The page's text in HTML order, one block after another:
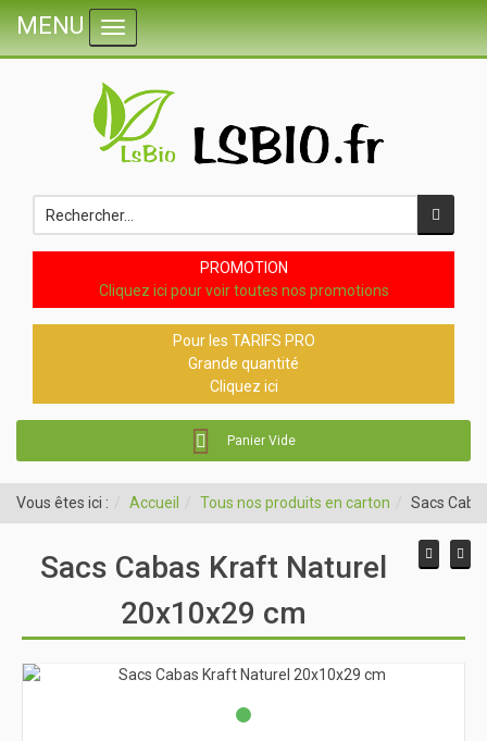
PROMOTION
Cliquez ici pour voir toutes nos promotions
Pour les TARIFS PRO
Grande quantité
Cliquez ici
Panier Vide
MENU Toggle navigation
Vous êtes ici : Accueil Tous nos produits en carton Sacs
Sacs Cabas Kraft Naturel
20x10x29 cm